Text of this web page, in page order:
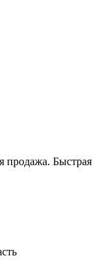
продажа. Быстрая